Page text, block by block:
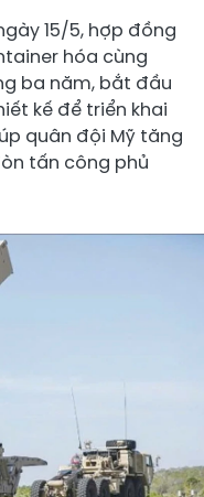
15/5, hợp đồng
hóa cùng
ba năm, bắt đầu
kế để triển khai
quân đội Mỹ tăng
tấn công phủ